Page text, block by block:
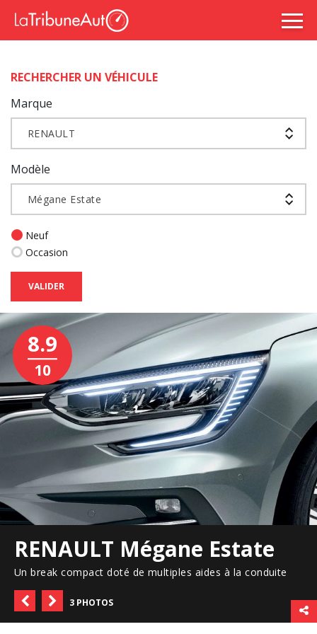
RECHERCHER UN VÉHICULE
Marque
RENAULT
Modèle
Mégane Estate
Neuf
Occasion
VALIDER
8.9
10
RENAULT Mégane Estate
Un break compact doté de multiples aides à la conduite
3 PHOTOS